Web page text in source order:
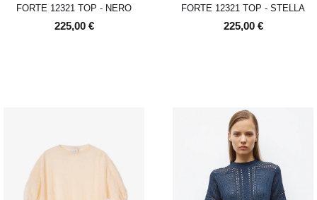
FORTE 12321 TOP - NERO
225,00 €
FORTE 12321 TOP - STELLA
225,00 €